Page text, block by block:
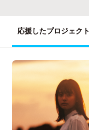
応援したプロジェクト